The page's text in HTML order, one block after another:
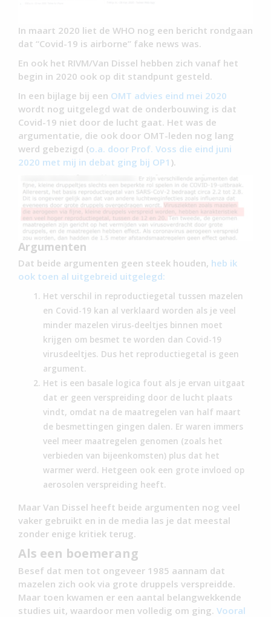
In maart 2020 liet de WHO nog een bericht rondgaan
dat “Covid-19 is airborne” fake news was.
En ook het RIVM/Van Dissel hebben zich vanaf het
begin in 2020 ook op dit standpunt gesteld.
In een bijlage bij een OMT advies eind mei 2020
wordt nog uitgelegd wat de onderbouwing is dat
Covid-19 niet door de lucht gaat. Het was de
argumentatie, die ook door OMT-leden nog lang
werd gebezigd (o.a. door Prof. Voss die eind juni
2020 met mij in debat ging bij OP1 ).
Argumenten
Dat beide argumenten geen steek houden, heb ik
ook toen al uitgebreid uitgelegd:
Het verschil in reproductiegetal tussen mazelen
en Covid-19 kan al verklaard worden als je veel
minder mazelen virus-deeltjes binnen moet
krijgen om besmet te worden dan Covid-19
virusdeeltjes. Dus het reproductiegetal is geen
argument.
Het is een basale logica fout als je ervan uitgaat
dat er geen verspreiding door de lucht plaats
vindt, omdat na de maatregelen van half maart
de besmettingen gingen dalen. Er waren immers
veel meer maatregelen genomen (zoals het
verbieden van bijeenkomsten) plus dat het
warmer werd. Hetgeen ook een grote invloed op
aerosolen verspreiding heeft.
Maar Van Dissel heeft beide argumenten nog veel
vaker gebruikt en in de media las je dat meestal
zonder enige kritiek terug.
Als een boemerang
Besef dat men tot ongeveer 1985 aannam dat
mazelen zich ook via grote druppels verspreidde.
Maar toen kwamen er een aantal belangwekkende
studies uit, waardoor men volledig om ging. Vooral